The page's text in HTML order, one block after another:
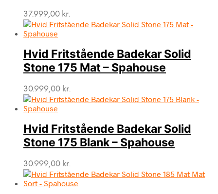
37.999,00 kr.
Hvid Fritstående Badekar Solid
Stone 175 Mat – Spahouse
30.999,00 kr.
Hvid Fritstående Badekar Solid
Stone 175 Blank – Spahouse
30.999,00 kr.